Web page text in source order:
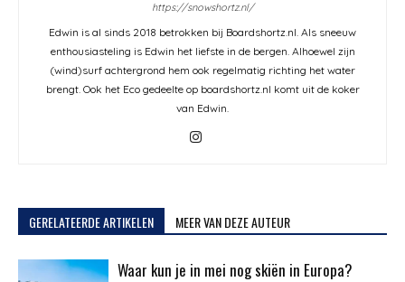
https://snowshortz.nl/
Edwin is al sinds 2018 betrokken bij Boardshortz.nl. Als sneeuw
enthousiasteling is Edwin het liefste in de bergen. Alhoewel zijn
(wind)surf achtergrond hem ook regelmatig richting het water
brengt. Ook het Eco gedeelte op boardshortz.nl komt uit de koker
van Edwin.
GERELATEERDE ARTIKELEN MEER VAN DEZE AUTEUR
Waar kun je in mei nog skiën in Europa?